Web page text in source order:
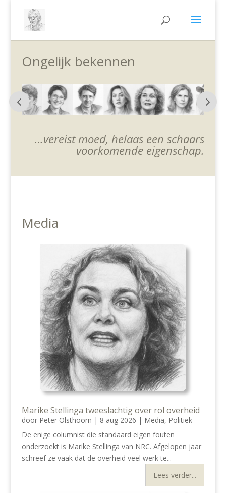
Ongelijk bekennen
…vereist moed, helaas een schaars
voorkomende eigenschap.
Media
Marike Stellinga tweeslachtig over rol overheid
door Peter Olsthoorn | 8 aug 2026 | Media, Politiek
De enige columnist die standaard eigen fouten
onderzoekt is Marike Stellinga van NRC. Afgelopen jaar
schreef ze vaak dat de overheid veel werk te...
Lees verder...